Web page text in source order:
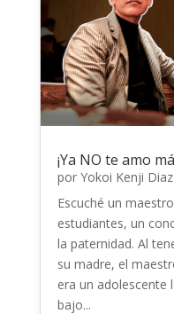
¡Ya NO te amo
por Yokoi Kenji Diaz
Escuché un
estudiantes, un
la paternidad. Al
su madre, el
era un adolescente
bajo...